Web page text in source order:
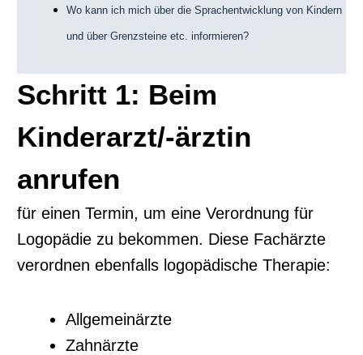
Wo kann ich mich über die Sprachentwicklung von Kindern
und über Grenzsteine etc. informieren?
Schritt 1: Beim
Kinderarzt/-ärztin
anrufen
für einen Termin, um eine Verordnung für
Logopädie zu bekommen. Diese Fachärzte
verordnen ebenfalls logopädische Therapie:
Allgemeinärzte
Zahnärzte